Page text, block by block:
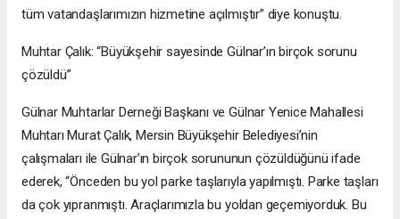
tüm vatandaşlarımızın hizmetine açılmıştır” diye konuştu.
Muhtar Çalık: “Büyükşehir sayesinde Gülnar’ın birçok sorunu
çözüldü”
Gülnar Muhtarlar Derneği Başkanı ve Gülnar Yenice Mahallesi
Muhtarı Murat Çalık, Mersin Büyükşehir Belediyesi’nin
çalışmaları ile Gülnar’ın birçok sorununun çözüldüğünü ifade
ederek, “Önceden bu yol parke taşlarıyla yapılmıştı. Parke taşları
da çok yıpranmıştı. Araçlarımızla bu yoldan geçemiyorduk. Bu